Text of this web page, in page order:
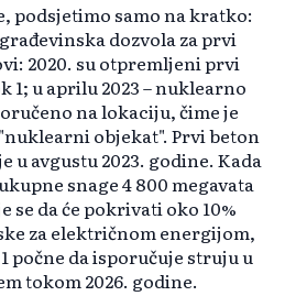
podsjetimo samo na kratko:
dozvola za prvi
2020. su otpremljeni prvi
u aprilu 2023 – nuklearno
na lokaciju, čime je
objekat". Prvi beton
u avgustu 2023. godine. Kada
snage 4 800 megavata
se da će pokrivati oko 10%
za električnom energijom,
počne da isporučuje struju u
tokom 2026. godine.